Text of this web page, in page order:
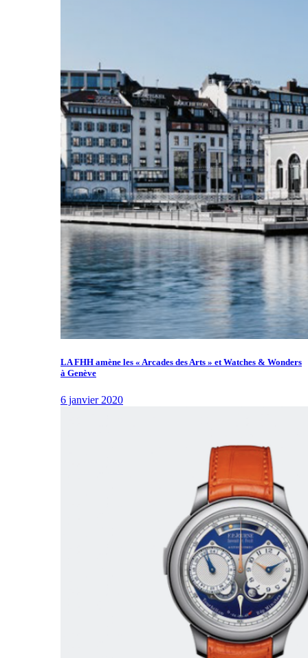
LA FHH amène les « Arcades des Arts » et Watches & Wonders
à Genève
6 janvier 2020